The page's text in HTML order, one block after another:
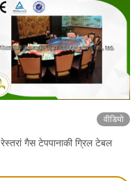
वीडियो
रेस्तरां गैस टेपपानाकी ग्रिल टेबल